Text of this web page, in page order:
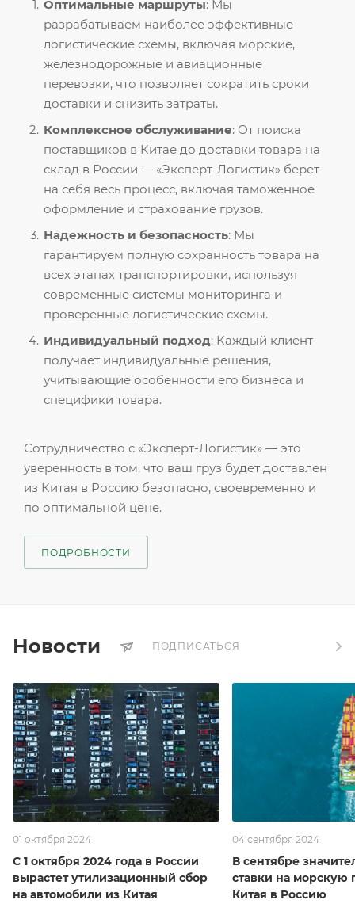
Оптимальные маршруты: Мы
разрабатываем наиболее эффективные
логистические схемы, включая морские,
железнодорожные и авиационные
перевозки, что позволяет сократить сроки
доставки и снизить затраты.
Комплексное обслуживание: От поиска
поставщиков в Китае до доставки товара на
склад в России — «Эксперт-Логистик» берет
на себя весь процесс, включая таможенное
оформление и страхование грузов.
Надежность и безопасность: Мы
гарантируем полную сохранность товара на
всех этапах транспортировки, используя
современные системы мониторинга и
проверенные логистические схемы.
Индивидуальный подход: Каждый клиент
получает индивидуальные решения,
учитывающие особенности его бизнеса и
специфики товара.
Сотрудничество с «Эксперт-Логистик» — это
уверенность в том, что ваш груз будет доставлен
из Китая в Россию безопасно, своевременно и
по оптимальной цене.
ПОДРОБНОСТИ
Новости ПОДПИСАТЬСЯ
01 октября 2024
С 1 октября 2024 года в России
вырастет утилизационный сбор
на автомобили из Китая
04 сентября 2024
В сентябре
ставки на морскую
Китая в Россию